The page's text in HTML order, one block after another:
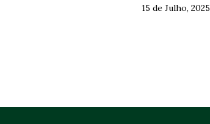
15 de Julho, 2025